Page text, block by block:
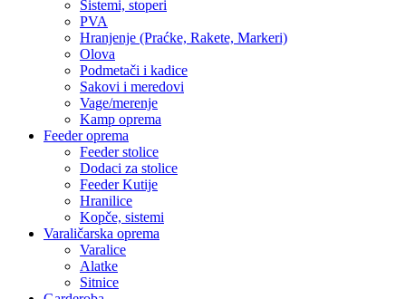
Sistemi, stoperi
PVA
Hranjenje (Praćke, Rakete, Markeri)
Olova
Podmetači i kadice
Sakovi i meredovi
Vage/merenje
Kamp oprema
Feeder oprema
Feeder stolice
Dodaci za stolice
Feeder Kutije
Hranilice
Kopče, sistemi
Varaličarska oprema
Varalice
Alatke
Sitnice